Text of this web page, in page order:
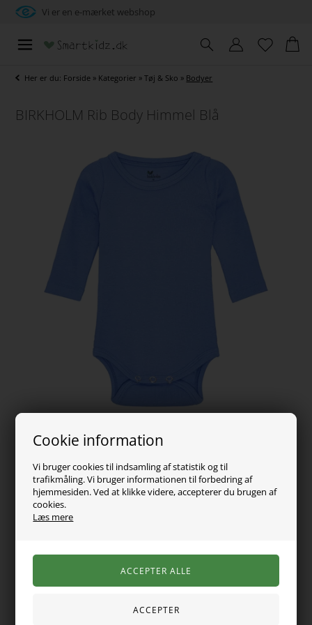
Cookie information
Vi bruger cookies til indsamling af statistik og til
trafikmåling. Vi bruger informationen til forbedring af
hjemmesiden. Ved at klikke videre, accepterer du brugen af
cookies.
Læs mere
Vi er en e-mærket webshop
Her er du: Forside » Kategorier »Tøj & Sko » Bodyer
BIRKHOLM Rib Body Himmel Blå
149,00DKK
Vælg Størrelse
Blå langærmet rib body fra det danske mærke Birkholm.
Lavet med masser af stræk i stoffet, så den sidder godt til